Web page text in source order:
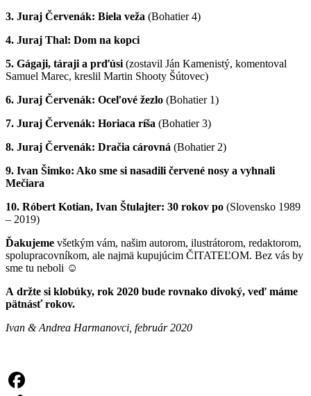
3. Juraj Červenák: Biela veža (Bohatier 4)
4. Juraj Thal: Dom na kopci
5. Gágaji, táraji a prďúsi (zostavil Ján Kamenistý, komentoval
Samuel Marec, kreslil Martin Shooty Šútovec)
6. Juraj Červenák: Oceľové žezlo (Bohatier 1)
7. Juraj Červenák: Horiaca ríša (Bohatier 3)
8. Juraj Červenák: Dračia cárovná (Bohatier 2)
9. Ivan Šimko: Ako sme si nasadili červené nosy a vyhnali
Mečiara
10. Róbert Kotian, Ivan Štulajter: 30 rokov po (Slovensko 1989
– 2019)
Ďakujeme všetkým vám, našim autorom, ilustrátorom, redaktorom,
spolupracovníkom, ale najmä kupujúcim ČITATEĽOM. Bez vás by
sme tu neboli ☺
A držte si klobúky, rok 2020 bude rovnako divoký, veď máme
pätnásť rokov.
Ivan & Andrea Harmanovci, február 2020